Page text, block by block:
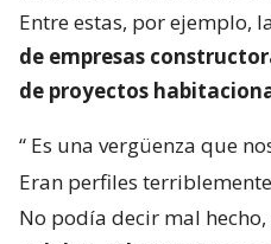
municipal de Penco -
Al momento de presentar
Mar, donde anunció
Entre estas, por ejemplo,
de empresas